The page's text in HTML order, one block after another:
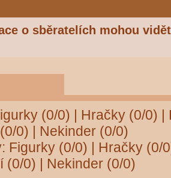
o sběratelích mohou
(0/0) | Hračky (0/0) |
0) | Nekinder (0/0)
Figurky (0/0) | Hračky (0/
(0/0) | Nekinder (0/0)